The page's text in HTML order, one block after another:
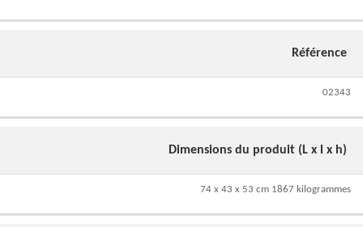
Référence
02343
Dimensions du produit (L x l x h)
74 x 43 x 53 cm 1867 kilogrammes